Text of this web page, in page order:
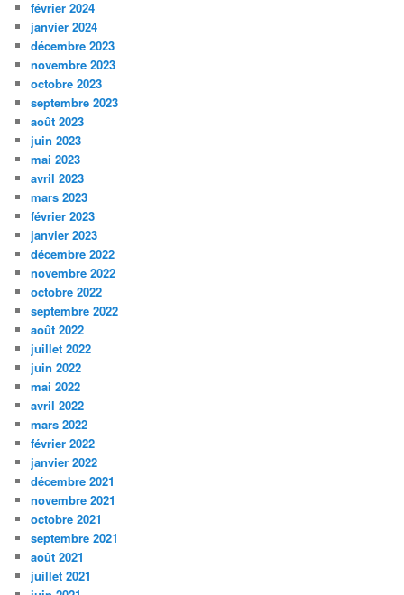
février 2024
janvier 2024
décembre 2023
novembre 2023
octobre 2023
septembre 2023
août 2023
juin 2023
mai 2023
avril 2023
mars 2023
février 2023
janvier 2023
décembre 2022
novembre 2022
octobre 2022
septembre 2022
août 2022
juillet 2022
juin 2022
mai 2022
avril 2022
mars 2022
février 2022
janvier 2022
décembre 2021
novembre 2021
octobre 2021
septembre 2021
août 2021
juillet 2021